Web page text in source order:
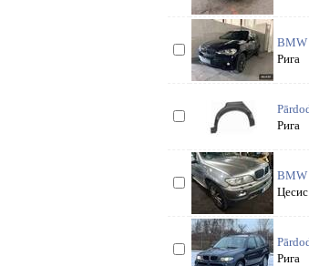
BMW
Рига
Рига
BMW
Рига